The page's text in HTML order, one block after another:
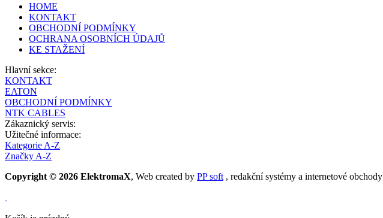
HOME
KONTAKT
OBCHODNÍ PODMÍNKY
OCHRANA OSOBNÍCH ÚDAJŮ
KE STAŽENÍ
Hlavní sekce:
KONTAKT
EATON
OBCHODNÍ PODMÍNKY
NTK CABLES
Zákaznický servis:
Užitečné informace:
Kategorie A-Z
Značky A-Z
Copyright © 2026 ElektromaX, Web created by PP soft , redakční systémy a internetové obchody